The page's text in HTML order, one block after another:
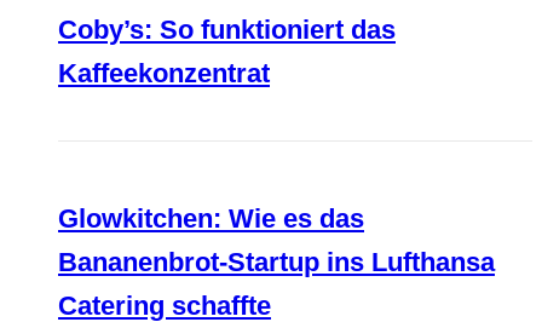
Coby’s: So funktioniert das
Kaffeekonzentrat
Glowkitchen: Wie es das
Bananenbrot-Startup ins Lufthansa
Catering schaffte